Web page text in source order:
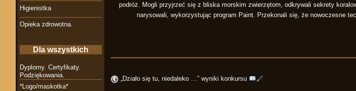
podróż. Mogli przyjrzeć się z bliska morskim zwierzętom, odkrywali sekrety
narysowali, wykorzystując program Paint. Przekonali się, że nowoczesne
„Działo się tu, niedaleko …” wyniki konkursu
Higienistka
Opieka zdrowotna.
Dla wszystkich
Dyplomy. Certyfikaty.
Podziękowania.
*Logo/maskotka*